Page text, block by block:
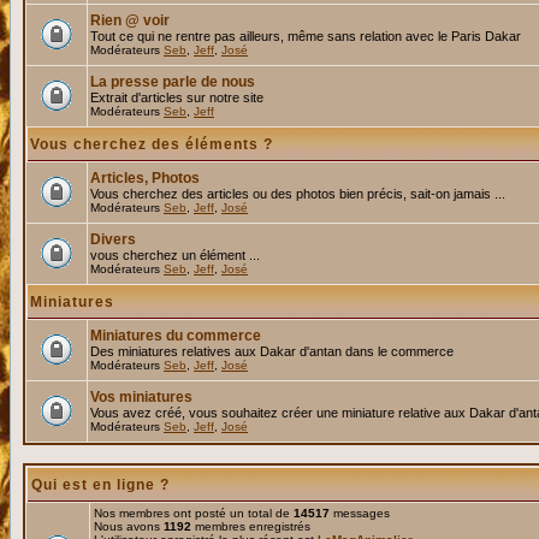
Rien @ voir
Tout ce qui ne rentre pas ailleurs, même sans relation avec le Paris Dakar
Modérateurs Seb Jeff José
La presse parle de nous
Extrait d'articles sur notre site
Modérateurs Seb Jeff
Vous cherchez des éléments ?
Articles, Photos
Vous cherchez des articles ou des photos bien précis, sait-on jamais ...
Modérateurs Seb Jeff José
Divers
vous cherchez un élément ...
Modérateurs Seb Jeff José
Miniatures
Miniatures du commerce
Des miniatures relatives aux Dakar d'antan dans le commerce
Modérateurs Seb Jeff José
Vos miniatures
Vous avez créé, vous souhaitez créer une miniature relative aux Dakar
Modérateurs Seb Jeff José
Qui est en ligne ?
Nos membres ont posté un total de 14517 messages
Nous avons 1192 membres enregistrés